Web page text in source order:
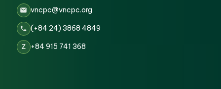
vncpc@vncpc.org
(+84 24) 3868 4849
Z +84 915 741 368